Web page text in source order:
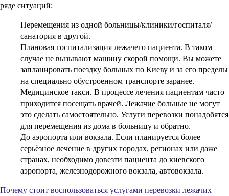
ряде ситуаций:
Перемещения из одной больницы/клиники/госпиталя/
санатория в другой.
Плановая госпитализация лежачего пациента. В таком
случае не вызывают машину скорой помощи. Вы можете
запланировать поездку больных по Киеву и за его пределы
на специально обустроенном транспорте заранее.
Медицинское такси. В процессе лечения пациентам часто
приходится посещать врачей. Лежачие больные не могут
это сделать самостоятельно. Услуги перевозки понадобятся
для перемещения из дома в больницу и обратно.
До аэропорта или вокзала. Если планируется более
серьёзное лечение в других городах, регионах или даже
странах, необходимо довезти пациента до киевского
аэропорта, железнодорожного вокзала, автовокзала.
Почему стоит воспользоваться услугами перевозки лежачих